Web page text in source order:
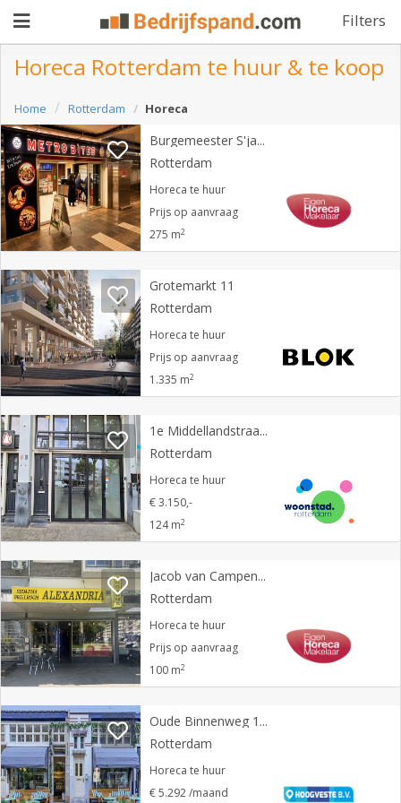
Filters
Pand
aanbieden
Pand
zoeken
Waarom
adverteren
Premium
adverteren
Blog
Registreren
Login
Horeca Rotterdam te huur & te koop
Home Rotterdam Horeca
Burgemeester S'jacobplein 10
Rotterdam
Horeca te huur
Prijs op aanvraag
275 m2
Grotemarkt 11
Rotterdam
Horeca te huur
Prijs op aanvraag
1.335 m2
1e Middellandstraat 8B
Rotterdam
Horeca te huur
€ 3.150,-
124 m2
Jacob van Campenplein 63
Rotterdam
Horeca te huur
Prijs op aanvraag
100 m2
Oude Binnenweg 117 B 01
Rotterdam
Horeca te huur
€ 5.292 /maand